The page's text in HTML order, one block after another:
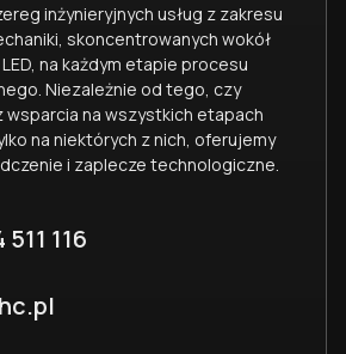
inżynieryjnych usług z zakresu
skoncentrowanych wokół
na każdym etapie procesu
Niezależnie od tego, czy
na wszystkich etapach
na niektórych z nich, oferujemy
i zaplecze technologiczne.
116